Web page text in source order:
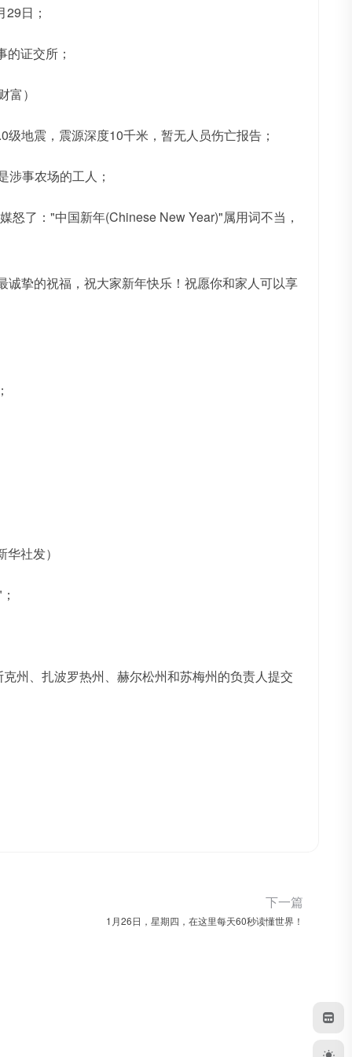
日；
证交所；
）
地震，震源深度10千米，暂无人员伤亡报告；
事农场的工人；
了："中国新年(Chinese New Year)"属用词不当，
挚的祝福，祝大家新年快乐！祝愿你和家人可以享
社发）
州、扎波罗热州、赫尔松州和苏梅州的负责人提交
下一篇
1月26日，星期四，在这里每天60秒读懂世界！